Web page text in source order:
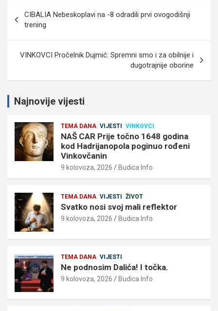
objava
CIBALIA Nebeskoplavi na -8 odradili prvi ovogodišnji
trening
VINKOVCI Pročelnik Dujmić: Spremni smo i za obilnije i
dugotrajnije oborine
Najnovije vijesti
TEMA DANA VIJESTI VINKOVCI
NAŠ CAR Prije točno 1648 godina
kod Hadrijanopola poginuo rođeni
Vinkovčanin
9 kolovoza, 2026 Budica Info
TEMA DANA VIJESTI ŽIVOT
Svatko nosi svoj mali reflektor
9 kolovoza, 2026 Budica Info
TEMA DANA VIJESTI
Ne podnosim Dalića! I točka.
9 kolovoza, 2026 Budica Info